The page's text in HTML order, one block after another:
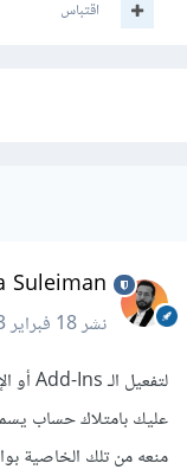
اقتباس
Suleiman
نشر18 فبراير 2023
عليك بامتلاك حساب